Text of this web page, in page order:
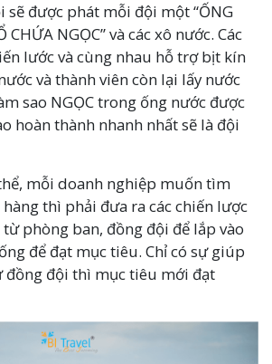
sẽ được phát mỗi đội một “ỐNG
CHỨA NGỌC” và các xô nước. Các
lước và cùng nhau hỗ trợ bịt kín
và thành viên còn lại lấy nước
sao NGỌC trong ống nước được
hoàn thành nhanh nhất sẽ là đội
mỗi doanh nghiệp muốn tìm
thì phải đưa ra các chiến lược
phòng ban, đồng đội để lắp vào
để đạt mục tiêu. Chỉ có sự giúp
đồng đội thì mục tiêu mới đạt